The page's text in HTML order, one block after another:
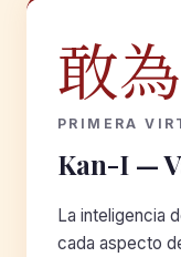
敢為
PRIMERA
Kan-I —
La inteligencia
cada aspecto